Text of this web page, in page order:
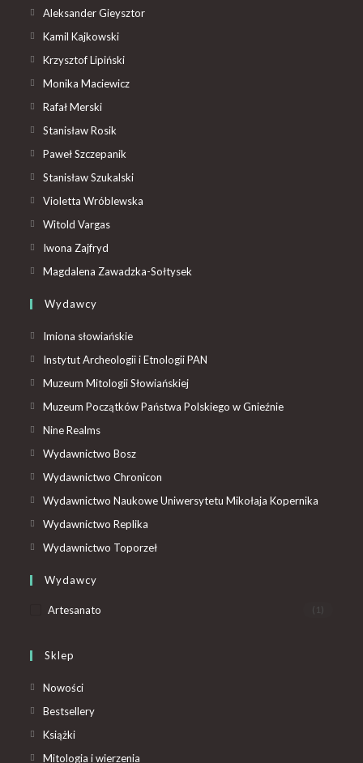
Aleksander Gieysztor
Kamil Kajkowski
Krzysztof Lipiński
Monika Maciewicz
Rafał Merski
Stanisław Rosik
Paweł Szczepanik
Stanisław Szukalski
Violetta Wróblewska
Witold Vargas
Iwona Zajfryd
Magdalena Zawadzka-Sołtysek
Wydawcy
Imiona słowiańskie
Instytut Archeologii i Etnologii PAN
Muzeum Mitologii Słowiańskiej
Muzeum Początków Państwa Polskiego w Gnieźnie
Nine Realms
Wydawnictwo Bosz
Wydawnictwo Chronicon
Wydawnictwo Naukowe Uniwersytetu Mikołaja Kopernika
Wydawnictwo Replika
Wydawnictwo Toporzeł
Wydawcy
Artesanato (1)
Sklep
Nowości
Bestsellery
Książki
Mitologia i wierzenia